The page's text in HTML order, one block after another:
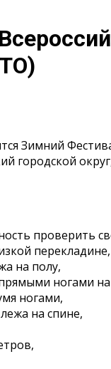
Зимний
городской
проверить
перекладине,
на полу,
ногами
ногами,
на спине,